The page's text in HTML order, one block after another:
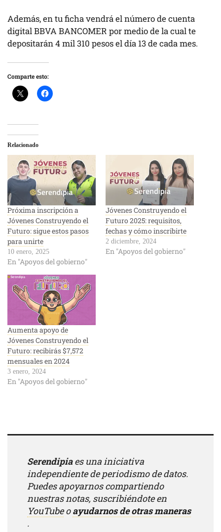
Además, en tu ficha vendrá el número de cuenta
digital BBVA BANCOMER por medio de la cual te
depositarán 4 mil 310 pesos el día 13 de cada mes.
Comparte esto:
Relacionado
Próxima inscripción a
Jóvenes Construyendo el
Futuro: sigue estos pasos
para unirte
10 enero, 2025
En "Apoyos del gobierno"
Jóvenes Construyendo el
Futuro 2025: requisitos,
fechas y cómo inscribirte
2 diciembre, 2024
En "Apoyos del gobierno"
Aumenta apoyo de
Jóvenes Construyendo el
Futuro: recibirás $7,572
mensuales en 2024
3 enero, 2024
En "Apoyos del gobierno"
Serendipiaes una iniciativa
independiente de periodismo de datos.
Puedes apoyarnos compartiendo
nuestras notas, suscribiéndote en
YouTubeoayudarnos de otras maneras
.